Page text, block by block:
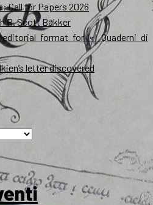
Call for Papers 2026
R. Scott Bakker
format for «I Quaderni di
letter discovered